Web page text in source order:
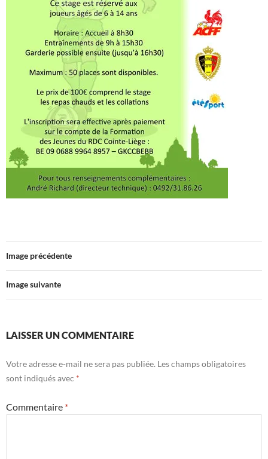
Image précédente
Image suivante
LAISSER UN COMMENTAIRE
Votre adresse e-mail ne sera pas publiée. Les champs obligatoires
sont indiqués avec *
Commentaire *